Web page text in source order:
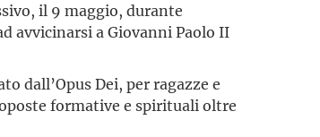
il 9 maggio, durante
avvicinarsi a Giovanni Paolo II
dall’Opus Dei, per ragazze e
formative e spirituali oltre